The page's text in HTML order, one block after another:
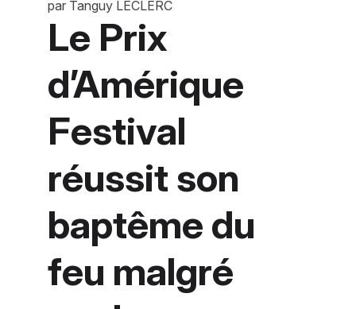
par Tanguy LECLERC
Le Prix
d’Amérique
Festival
réussit son
baptême du
feu malgré